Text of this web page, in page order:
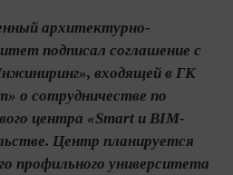
архитектурно-
подписал соглашение с
входящей в ГК
о сотрудничестве по
центра «Smart и BIM-
Центр планируется
профильного университета